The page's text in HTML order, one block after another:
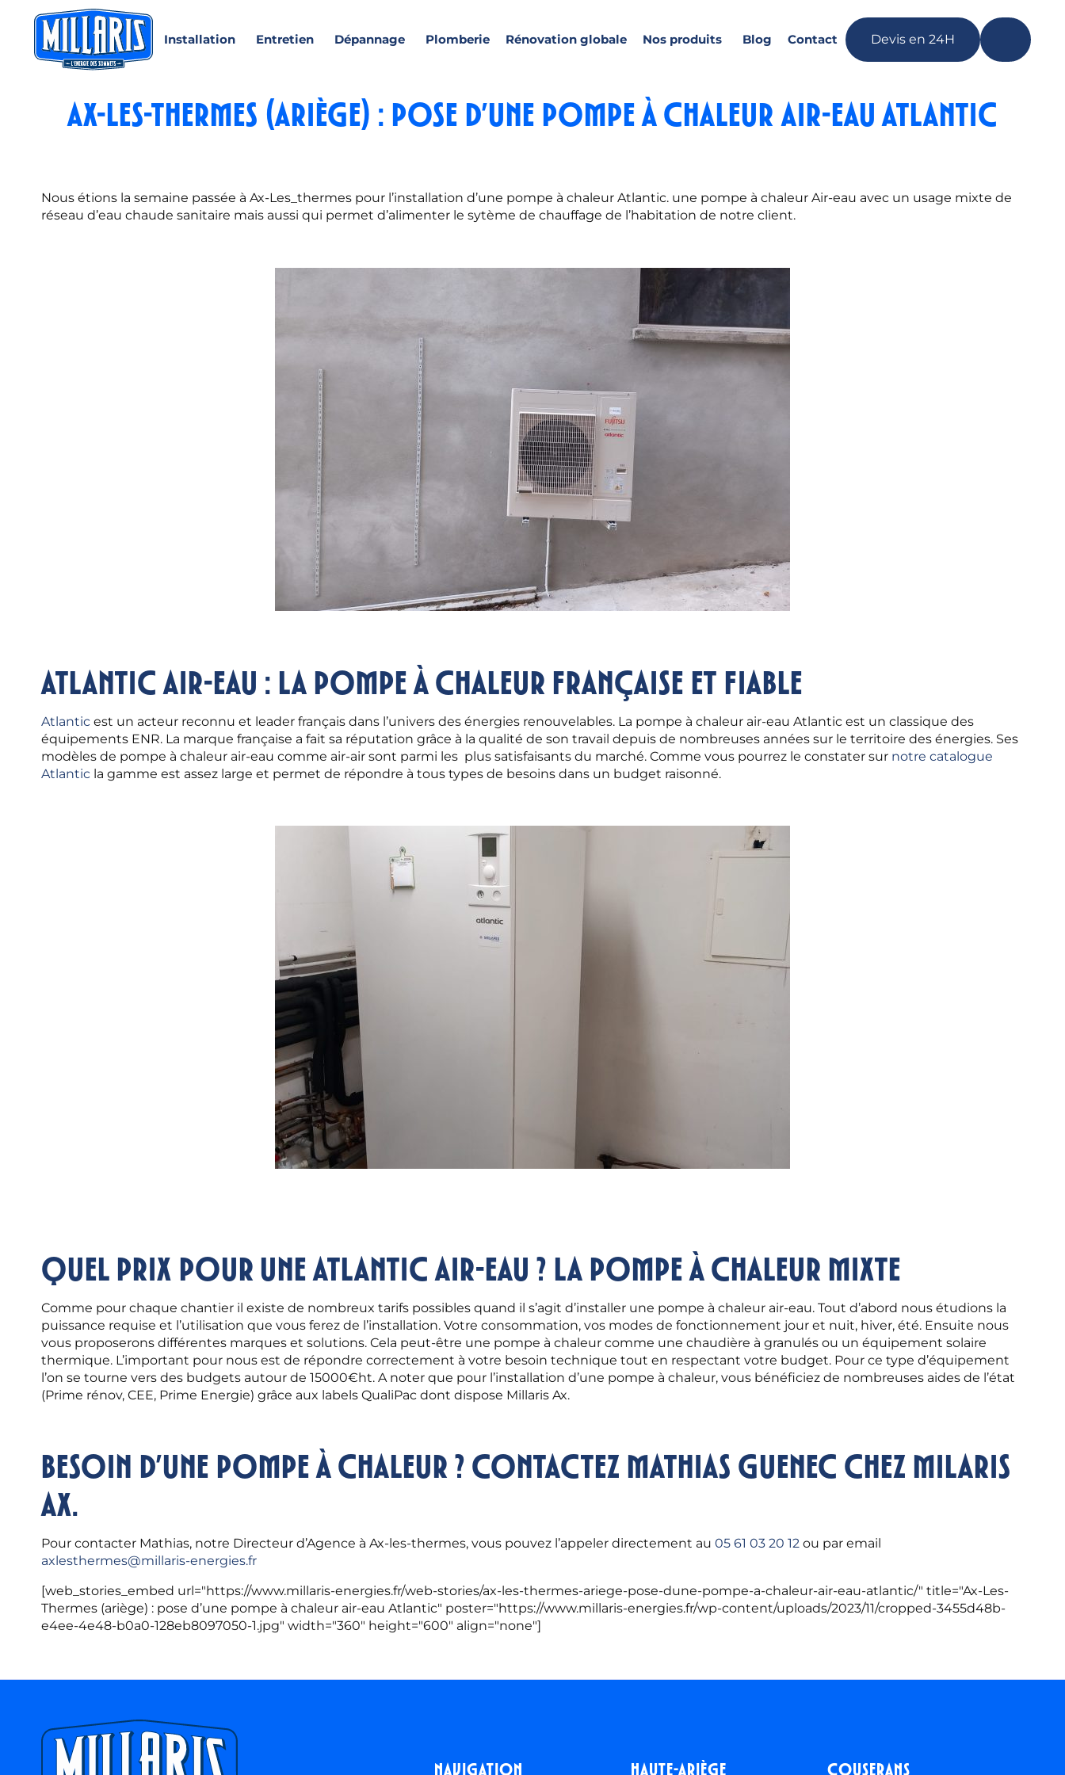
Installation Entretien Dépannage Plomberie Rénovation globale Nos produits Blog Contact Devis en 24H
Ax-Les-Thermes (ariège) : pose d’une pompe à chaleur air-eau Atlantic
Nous étions la semaine passée à Ax-Les_thermes pour l’installation d’une pompe à chaleur Atlantic. une pompe à chaleur Air-eau avec un usage mixte de
réseau d’eau chaude sanitaire mais aussi qui permet d’alimenter le sytème de chauffage de l’habitation de notre client.
Atlantic air-eau : la pompe à chaleur française et fiable
Atlantic est un acteur reconnu et leader français dans l’univers des énergies renouvelables. La pompe à chaleur air-eau Atlantic est un classique des
équipements ENR. La marque française a fait sa réputation grâce à la qualité de son travail depuis de nombreuses années sur le territoire des énergies. Ses
modèles de pompe à chaleur air-eau comme air-air sont parmi les plus satisfaisants du marché. Comme vous pourrez le constater sur notre catalogue
Atlantic la gamme est assez large et permet de répondre à tous types de besoins dans un budget raisonné.
Quel prix pour une Atlantic Air-eau ? La pompe à chaleur mixte
Comme pour chaque chantier il existe de nombreux tarifs possibles quand il s’agit d’installer une pompe à chaleur air-eau. Tout d’abord nous étudions la
puissance requise et l’utilisation que vous ferez de l’installation. Votre consommation, vos modes de fonctionnement jour et nuit, hiver, été. Ensuite nous
vous proposerons différentes marques et solutions. Cela peut-être une pompe à chaleur comme une chaudière à granulés ou un équipement solaire
thermique. L’important pour nous est de répondre correctement à votre besoin technique tout en respectant votre budget. Pour ce type d’équipement
l’on se tourne vers des budgets autour de 15000€ht. A noter que pour l’installation d’une pompe à chaleur, vous bénéficiez de nombreuses aides de l’état
(Prime rénov, CEE, Prime Energie) grâce aux labels QualiPac dont dispose Millaris Ax.
Besoin d’une pompe à chaleur ? Contactez Mathias GUENEC chez Milaris
ax.
Pour contacter Mathias, notre Directeur d’Agence à Ax-les-thermes, vous pouvez l’appeler directement au 05 61 03 20 12 ou par email
axlesthermes@millaris-energies.fr
[web_stories_embed url="https://www.millaris-energies.fr/web-stories/ax-les-thermes-ariege-pose-dune-pompe-a-chaleur-air-eau-atlantic/" title="Ax-Les-
Thermes (ariège) : pose d’une pompe à chaleur air-eau Atlantic" poster="https://www.millaris-energies.fr/wp-content/uploads/2023/11/cropped-3455d48b-
e4ee-4e48-b0a0-128eb8097050-1.jpg" width="360" height="600" align="none"]
Navigation Haute-ariège Couserans